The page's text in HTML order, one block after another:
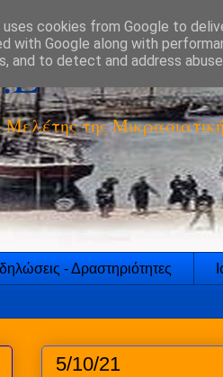
της
- Δραστηριότητες
5/10/21
cookies from Google to
with Google along with
and to detect and address